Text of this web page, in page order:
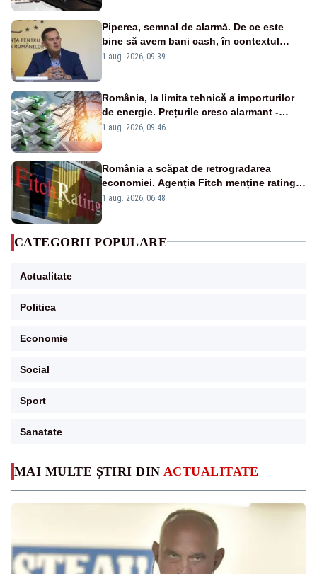
MAI MULTE ȘTIRI DIN ACTUALITATE
Piperea, semnal de alarmă. De ce este
bine să avem bani cash, în contextul
alertei energetice?
1 aug. 2026, 09:39
România, la limita tehnică a importurilor
de energie. Prețurile cresc alarmant -
Analiză Realitatea Plus
1 aug. 2026, 09:46
România a scăpat de retrogradarea
economiei. Agenția Fitch menține ratingul
„BBB-” cu perspectivă negativă
1 aug. 2026, 06:48
CATEGORII POPULARE
Actualitate
Politica
Economie
Social
Sport
Sanatate